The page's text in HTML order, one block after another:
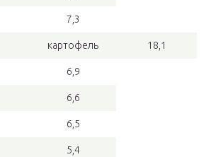
7,3
картофель 18,1
6,9
6,6
6,5
5,4